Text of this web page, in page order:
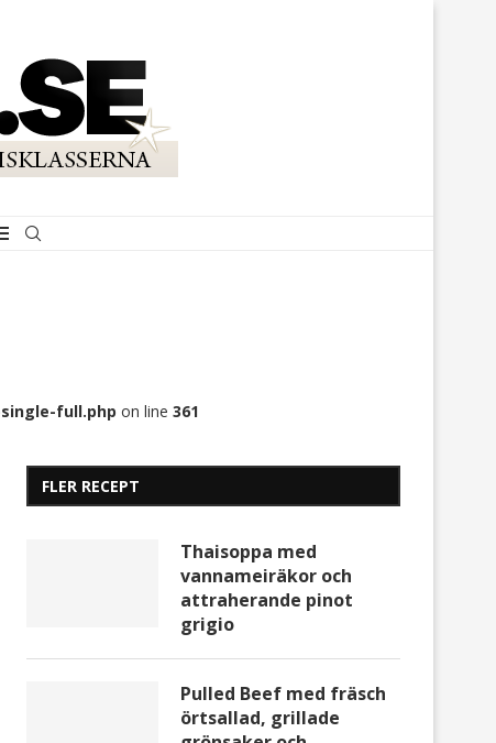
full.php on line 361
FLER RECEPT
Thaisoppa med
vannameiräkor och
attraherande pinot
grigio
Pulled Beef med fräsch
örtsallad, grillade